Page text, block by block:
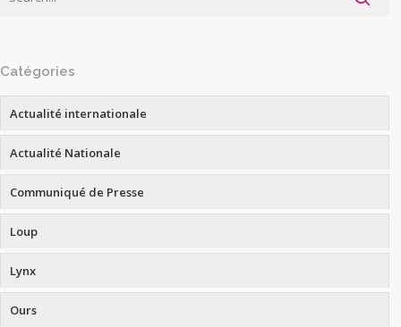
Catégories
Actualité internationale
Actualité Nationale
Communiqué de Presse
Loup
Lynx
Ours